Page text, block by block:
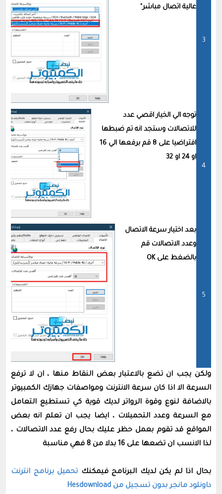
عالية اتصال مباشر"
توجه الي الخيار اقصي عدد
للاتصالات وستجد انه تم ضبطها
افتراضيا على 8 قم برفعها الي 16
او 24 او 32
بعد اختيار سرعة الاتصال
وعدد الاتصالات قم
بالضغط على OK
ولكن يجب ان تضع بالاعتبار بعض النقاط منها ، ان لا ترفع
السرعة الا اذا كان سرعة الانترنت ومواصفات جهازك الكمبيوتر
بالاضافة لنوع وقوة الرواتر لديك قوية كي تستطيع التعامل
مع السرعة وعدد التحميلات ، ايضا يجب ان تعلم انه بعض
المواقع قد تقوم بعمل حظر عليك بحال رفع عدد الاتصالات ،
لذا الانسب ان تضعها على 16 بدلا من 8 فهي مناسبة
بحال اذا لم يكن لديك البرنامج فيمكنك تحميل برنامج انترنت
داونلود مانجر بدون تسجيل من Hesdownload